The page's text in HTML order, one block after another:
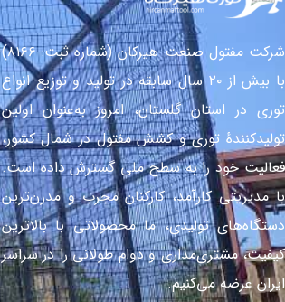
شرکت مفتول صنعت هیرکان (شماره ثبت: ۸۱۶۶)
با بیش از ۲۰ سال سابقه در تولید و توزیع انواع
توری در استان گلستان، امروز به‌عنوان اولین
تولیدکنندهٔ توری و کشش مفتول در شمال کشور،
فعالیت خود را به سطح ملی گسترش داده است.
با مدیریتی کارآمد، کارکنان مجرب و مدرن‌ترین
دستگاه‌های تولیدی، ما محصولاتی با بالاترین
کیفیت، مشتری‌مداری و دوام طولانی را در سراسر
ایران عرضه می‌کنیم.